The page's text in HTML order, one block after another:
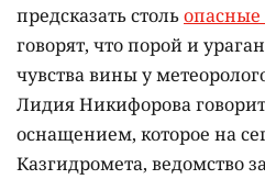
предсказать стольопасные
говорят, что порой и
чувства вины у
Лидия Никифорова
оснащением, которое на
Казгидромета, ведомство